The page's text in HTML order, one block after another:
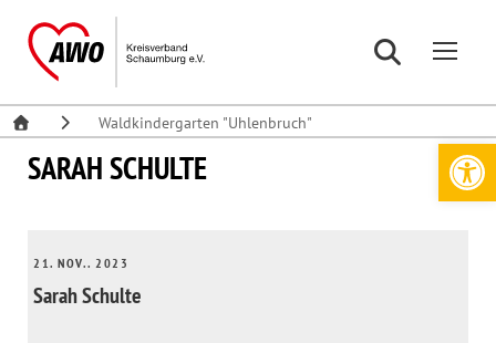
Waldkindergarten "Uhlenbruch"
SARAH SCHULTE
21. NOV.. 2023
Sarah Schulte
Werkzeugleiste öffnen